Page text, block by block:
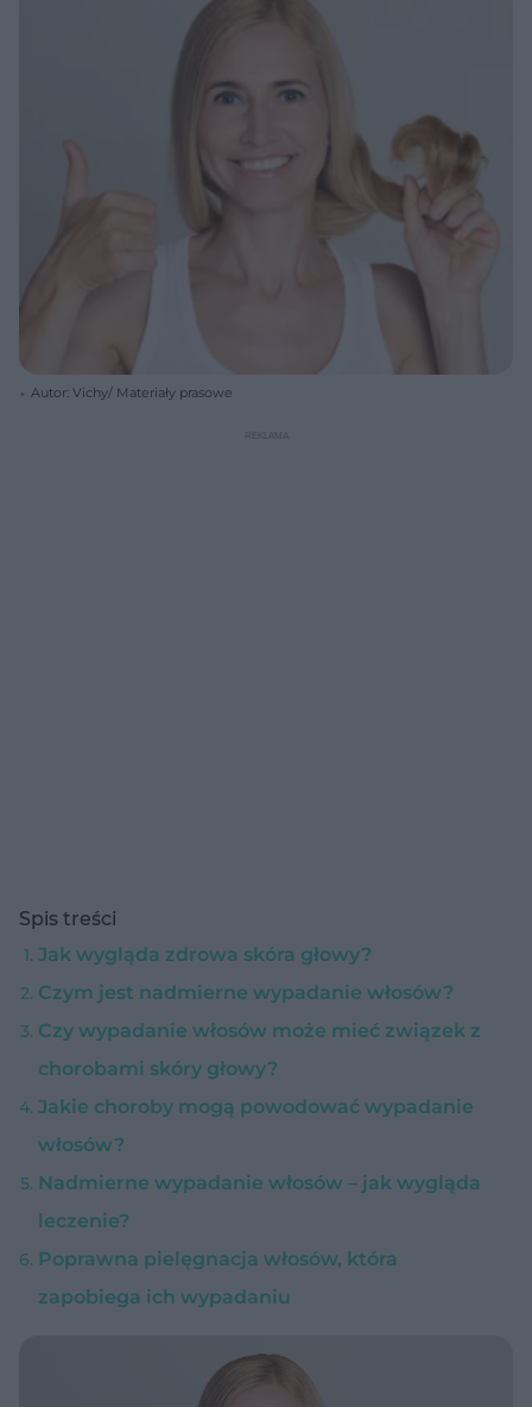
Autor: Vichy/ Materiały prasowe
Spis treści
Jak wygląda zdrowa skóra głowy?
Czym jest nadmierne wypadanie włosów?
Czy wypadanie włosów może mieć związek z
chorobami skóry głowy?
Jakie choroby mogą powodować wypadanie
włosów?
Nadmierne wypadanie włosów – jak wygląda
leczenie?
Poprawna pielęgnacja włosów, która
zapobiega ich wypadaniu